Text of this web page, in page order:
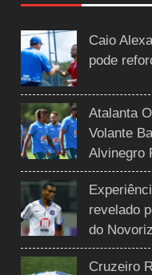
Caio
pode
Atalanta
Volante
Alvinegro
revelado
do
Cruzeiro